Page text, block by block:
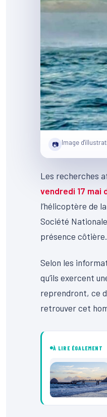
📷 Image
Les recherches
vendredi 17 mai
l’hélicoptère de
Société
présence côtière.
Selon les
qu’ils exercent
reprendront, ce
retrouver cet
À LIRE ÉGALEMENT